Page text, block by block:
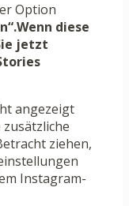
Option
diese
jetzt
angezeigt
ziehen,
Instagram-